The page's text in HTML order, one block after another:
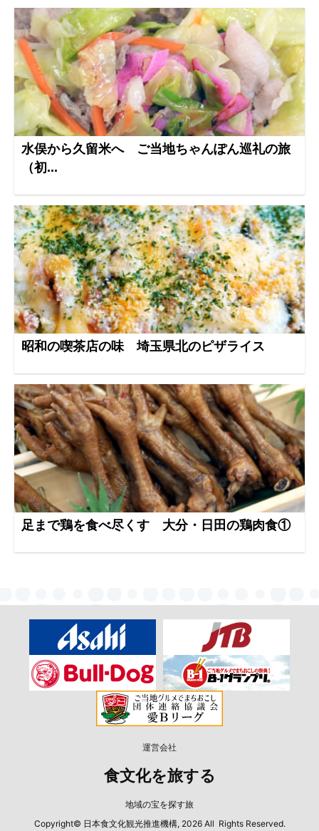
水俣から久留米へ ご当地ちゃんぽん巡礼の旅
（初...
昭和の喫茶店の味 埼玉県北のピザライス
足まで鶏を食べ尽くす 大分・日田の鶏肉食①
運営会社
食文化を旅する
地域の宝を探す旅
Copyright© 日本食文化観光推進機構, 2026 All Rights Reserved.